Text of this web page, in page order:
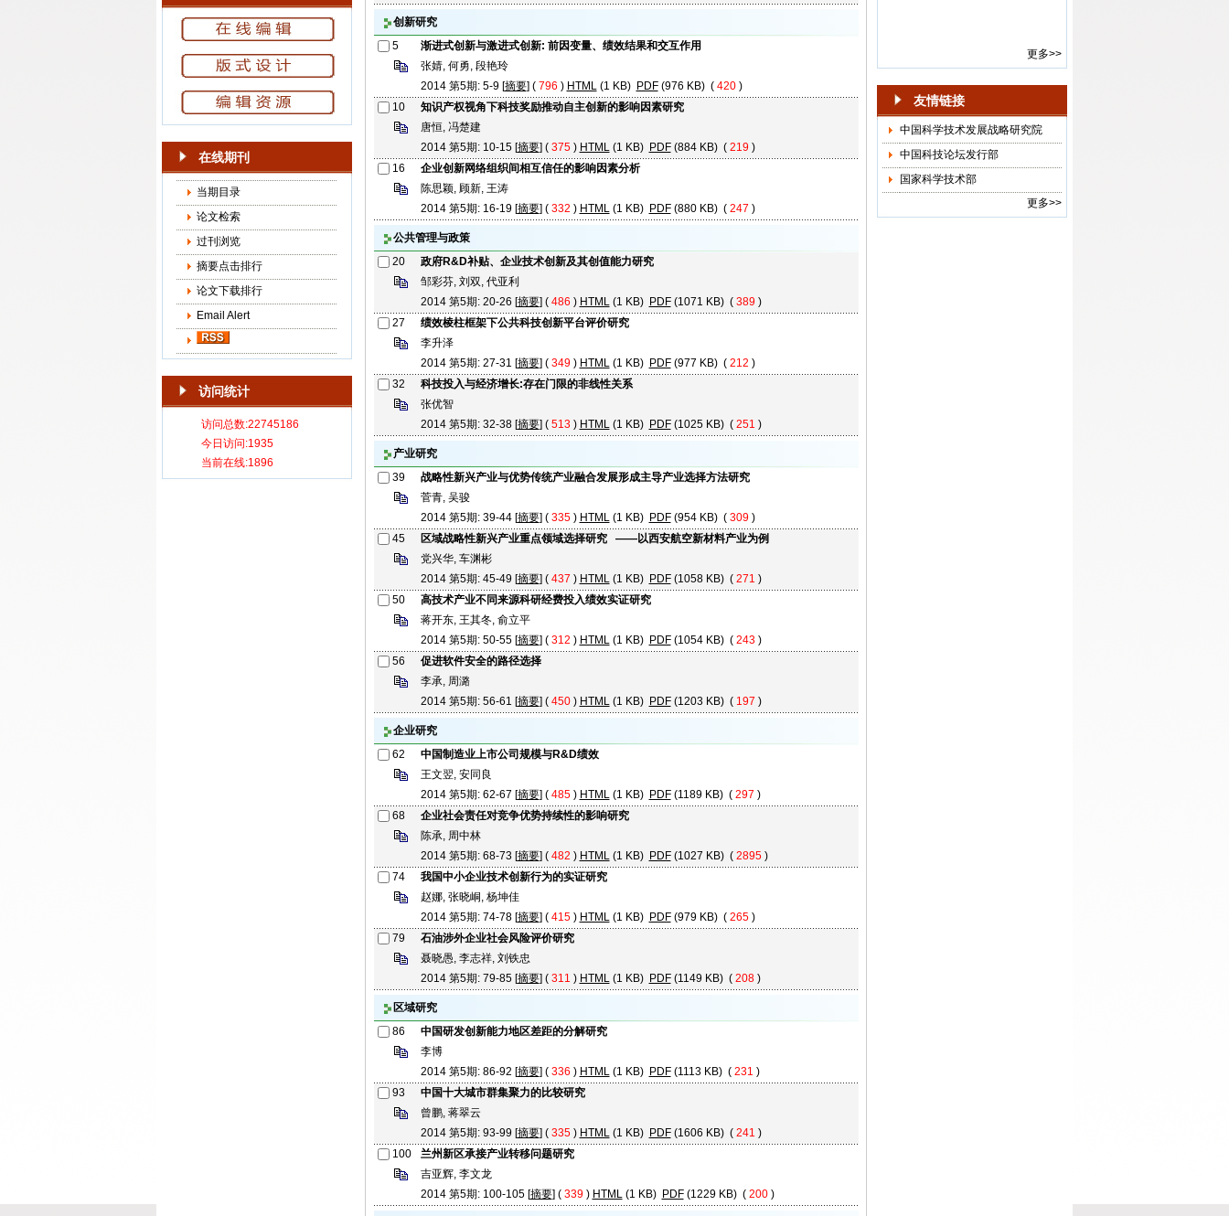
在线期刊
当期目录
论文检索
过刊浏览
摘要点击排行
论文下载排行
Email Alert
访问统计
创新研究
5
渐进式创新与激进式创新: 前因变量、绩效结果和交互作用
张婧, 何勇, 段艳玲
2014 第5期: 5-9 [摘要] (796 ) HTML(1 KB) PDF(976 KB) ( 420 )
10
知识产权视角下科技奖励推动自主创新的影响因素研究
唐恒, 冯楚建
2014 第5期: 10-15 [摘要] (375) HTML(1 KB) PDF(884 KB) ( 219 )
16
企业创新网络组织间相互信任的影响因素分析
陈思颖, 顾新, 王涛
2014 第5期: 16-19 [摘要] (332 ) HTML(1 KB) PDF(880 KB) ( 247 )
公共管理与政策
20
政府R&D补贴、企业技术创新及其创值能力研究
邹彩芬, 刘双, 代亚利
2014 第5期: 20-26 [摘要] (486 ) HTML(1 KB) PDF(1071 KB) ( 389 )
27
绩效棱柱框架下公共科技创新平台评价研究
李升泽
2014 第5期: 27-31 [摘要] (349) HTML(1 KB) PDF(977 KB) ( 212 )
32
科技投入与经济增长:存在门限的非线性关系
张优智
2014 第5期: 32-38 [摘要] (513 ) HTML(1 KB) PDF(1025 KB) ( 251 )
产业研究
39
战略性新兴产业与优势传统产业融合发展形成主导产业选择方法研究
菅青, 吴骏
2014 第5期: 39-44 [摘要] (335) HTML(1 KB) PDF(954 KB) ( 309 )
45
区域战略性新兴产业重点领域选择研究 ——以西安航空新材料产业为例
党兴华, 车渊彬
2014 第5期: 45-49 [摘要] (437 ) HTML(1 KB) PDF(1058 KB) ( 271 )
50
高技术产业不同来源科研经费投入绩效实证研究
蒋开东, 王其冬, 俞立平
2014 第5期: 50-55 [摘要] (312 ) HTML(1 KB) PDF(1054 KB) ( 243 )
56
促进软件安全的路径选择
李承, 周潞
2014 第5期: 56-61 [摘要] (450) HTML(1 KB) PDF(1203 KB) ( 197 )
企业研究
62
中国制造业上市公司规模与R&D绩效
王文翌, 安同良
2014 第5期: 62-67 [摘要] (485) HTML(1 KB) PDF(1189 KB) ( 297 )
68
企业社会责任对竞争优势持续性的影响研究
陈承, 周中林
2014 第5期: 68-73 [摘要] (482 ) HTML(1 KB) PDF(1027 KB) ( 2895 )
74
我国中小企业技术创新行为的实证研究
赵娜, 张晓峒, 杨坤佳
2014 第5期: 74-78 [摘要] (415) HTML(1 KB) PDF(979 KB) ( 265 )
79
石油涉外企业社会风险评价研究
聂晓愚, 李志祥, 刘铁忠
2014 第5期: 79-85 [摘要] (311 ) HTML(1 KB) PDF(1149 KB) ( 208 )
区域研究
86
中国研发创新能力地区差距的分解研究
李博
2014 第5期: 86-92 [摘要] (336 ) HTML(1 KB) PDF(1113 KB) ( 231 )
93
中国十大城市群集聚力的比较研究
曾鹏, 蒋翠云
2014 第5期: 93-99 [摘要] (335) HTML(1 KB) PDF(1606 KB) ( 241 )
100
兰州新区承接产业转移问题研究
吉亚辉, 李文龙
2014 第5期: 100-105 [摘要] (339) HTML(1 KB) PDF(1229 KB) ( 200 )
《中国科技论坛》杂志社召开
2018年选题会
供给侧结构性改革”会议通知
·
“中国科技论坛·科技创新与供给
侧结构性改革”预通知
·
关于邀请参加“《中国科技论坛》
作者、审稿人和编辑座谈会”的函
更多>>
友情链接
中国科学技术发展战略研究院
中国科技论坛发行部
国家科学技术部
更多>>